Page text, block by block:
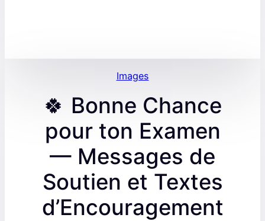
Images
🍀 Bonne Chance
pour ton Examen
— Messages de
Soutien et Textes
d’Encouragement